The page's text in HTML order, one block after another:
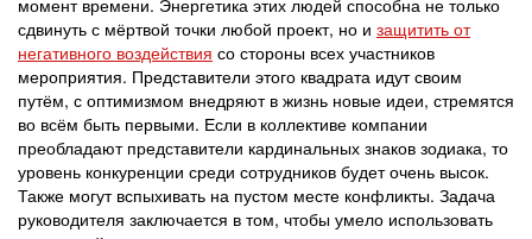
момент времени. Энергетика этих людей способна не только
сдвинуть с мёртвой точки любой проект, но и защитить от
негативного воздействия со стороны всех участников
мероприятия. Представители этого квадрата идут своим
путём, с оптимизмом внедряют в жизнь новые идеи, стремятся
во всём быть первыми. Если в коллективе компании
преобладают представители кардинальных знаков зодиака, то
уровень конкуренции среди сотрудников будет очень высок.
Также могут вспыхивать на пустом месте конфликты. Задача
руководителя заключается в том, чтобы умело использовать